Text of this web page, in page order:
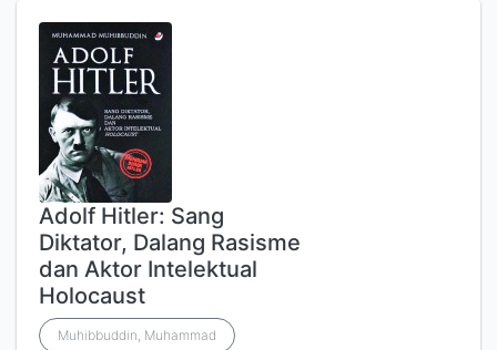
Adolf Hitler: Sang
Diktator, Dalang Rasisme
dan Aktor Intelektual
Holocaust
Muhibbuddin, Muhammad